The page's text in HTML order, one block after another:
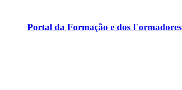
Portal da Formação e dos Formadores